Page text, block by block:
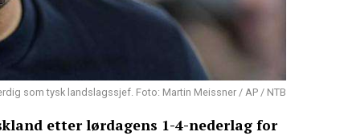
som tysk landslagssjef. Foto: Martin Meissner / AP / NTB
etter lørdagens 1-4-nederlag for